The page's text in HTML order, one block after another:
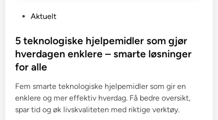
s
t
e
i
n
Aktuelt
5 teknologiske hjelpemidler som gjør
hverdagen enklere – smarte løsninger
for alle
Fem smarte teknologiske hjelpemidler som gir en
enklere og mer effektiv hverdag. Få bedre oversikt,
spar tid og øk livskvaliteten med riktige verktøy.